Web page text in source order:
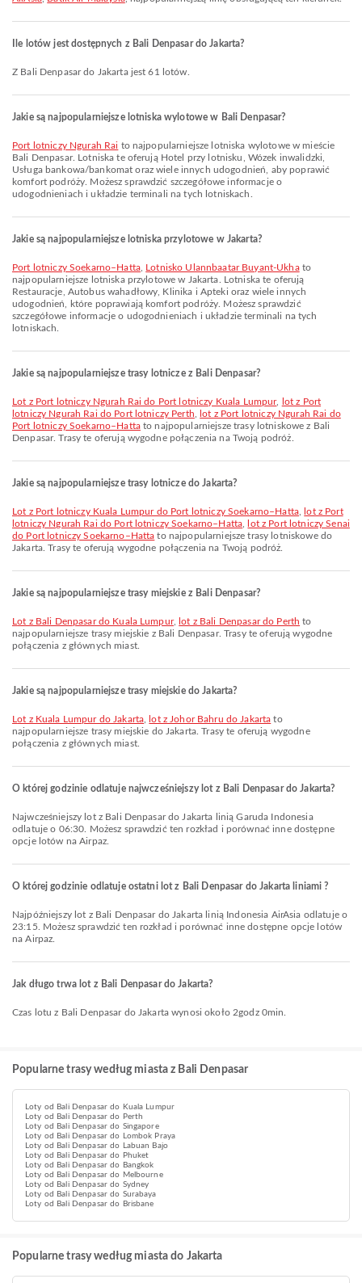
Ile lotów jest dostępnych z Bali Denpasar do Jakarta?
Z Bali Denpasar do Jakarta jest 61 lotów.
Jakie są najpopularniejsze lotniska wylotowe w Bali Denpasar?
Port lotniczy Ngurah Rai to najpopularniejsze lotniska wylotowe w mieście
Bali Denpasar. Lotniska te oferują Hotel przy lotnisku, Wózek inwalidzki,
Usługa bankowa/bankomat oraz wiele innych udogodnień, aby poprawić
komfort podróży. Możesz sprawdzić szczegółowe informacje o
udogodnieniach i układzie terminali na tych lotniskach.
Jakie są najpopularniejsze lotniska przylotowe w Jakarta?
Port lotniczy Soekarno–Hatta, Lotnisko Ulannbaatar Buyant-Ukhato
najpopularniejsze lotniska przylotowe w Jakarta. Lotniska te oferują
Restauracje, Autobus wahadłowy, Klinika i Apteki oraz wiele innych
udogodnień, które poprawiają komfort podróży. Możesz sprawdzić
szczegółowe informacje o udogodnieniach i układzie terminali na tych
lotniskach.
Jakie są najpopularniejsze trasy lotnicze z Bali Denpasar?
lot z Port lotniczy Ngurah Rai do Port lotniczy Kuala Lumpur,
lot z Port
lotniczy Ngurah Rai do Port lotniczy Perth
lot z Port lotniczy Ngurah Rai do
Port lotniczy Soekarno–Hattato najpopularniejsze trasy lotniskowe z Bali
Denpasar. Trasy te oferują wygodne połączenia na Twoją podróż.
Jakie są najpopularniejsze trasy lotnicze do Jakarta?
lot z Port lotniczy Kuala Lumpur do Port lotniczy Soekarno–Hatta,
lot z Port
lotniczy Ngurah Rai do Port lotniczy Soekarno–Hatta
lot z Port lotniczy Senai
do Port lotniczy Soekarno–Hatta to najpopularniejsze trasy lotniskowe do
Jakarta. Trasy te oferują wygodne połączenia na Twoją podróż.
Jakie są najpopularniejsze trasy miejskie z Bali Denpasar?
lot z Bali Denpasar do Kuala Lumpur, lot z Bali Denpasar do Perth to
najpopularniejsze trasy miejskie z Bali Denpasar. Trasy te oferują wygodne
połączenia z głównych miast.
Jakie są najpopularniejsze trasy miejskie do Jakarta?
lot z Kuala Lumpur do Jakarta lot z Johor Bahru do Jakarta to
najpopularniejsze trasy miejskie do Jakarta. Trasy te oferują wygodne
połączenia z głównych miast.
O której godzinie odlatuje najwcześniejszy lot z Bali Denpasar do Jakarta?
Najwcześniejszy lot z Bali Denpasar do Jakarta linią Garuda Indonesia
odlatuje o 06:30. Możesz sprawdzić ten rozkład i porównać inne dostępne
opcje lotów na Airpaz.
O której godzinie odlatuje ostatni lot z Bali Denpasar do Jakarta liniami ?
Najpóźniejszy lot z Bali Denpasar do Jakarta linią Indonesia AirAsia odlatuje o
23:15. Możesz sprawdzić ten rozkład i porównać inne dostępne opcje lotów
na Airpaz.
Jak długo trwa lot z Bali Denpasar do Jakarta?
Czas lotu z Bali Denpasar do Jakarta wynosi około 2godz 0min.
Popularne trasy według miasta z Bali Denpasar
Loty od Bali Denpasar do Kuala Lumpur
Loty od Bali Denpasar do Perth
Loty od Bali Denpasar do Singapore
Loty od Bali Denpasar do Lombok Praya
Loty od Bali Denpasar do Labuan Bajo
Loty od Bali Denpasar do Phuket
Loty od Bali Denpasar do Bangkok
Loty od Bali Denpasar do Melbourne
Loty od Bali Denpasar do Sydney
Loty od Bali Denpasar do Surabaya
Loty od Bali Denpasar do Brisbane
Popularne trasy według miasta do Jakarta